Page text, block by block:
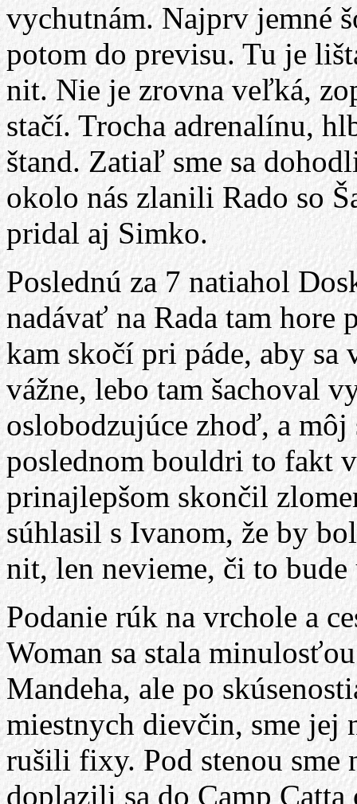
vychutnám. Najprv jemné
potom do previsu. Tu je
nit. Nie je zrovna veľká,
stačí. Trocha adrenalínu,
štand. Zatiaľ sme sa
okolo nás zlanili Rado so
pridal aj Simko.
Poslednú za 7 natiahol
nadávať na Rada tam hore
kam skočí pri páde, aby
vážne, lebo tam šachoval
oslobodzujúce zhoď, a
poslednom bouldri to fakt
prinajlepšom skončil
súhlasil s Ivanom, že by
nit, len nevieme, či to bude
Podanie rúk na vrchole a
Woman sa stala
Mandeha, ale po
miestnych dievčin, sme jej
rušili fixy. Pod stenou sme
doplazili sa do Camp